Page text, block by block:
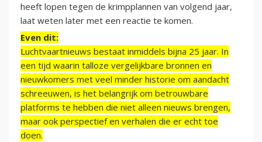
heeft lopen tegen de krimpplannen van volgend jaar,
laat weten later met een reactie te komen.
Even dit:
Luchtvaartnieuws bestaat inmiddels bijna 25 jaar. In
een tijd waarin talloze vergelijkbare bronnen en
nieuwkomers met veel minder historie om aandacht
schreeuwen, is het belangrijk om betrouwbare
platforms te hebben die niet alleen nieuws brengen,
maar ook perspectief en verhalen die er echt toe
doen.